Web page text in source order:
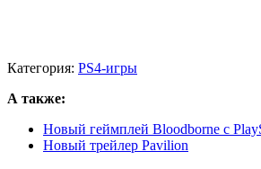
Категория: PS4-игры
А также:
Новый геймплей Bloodborne с
Новый трейлер Pavilion